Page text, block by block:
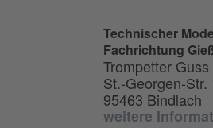
Technischer
Fachrichtung
Trompetter
St.-Georgen-Str.
95463 Bindlach
weitere